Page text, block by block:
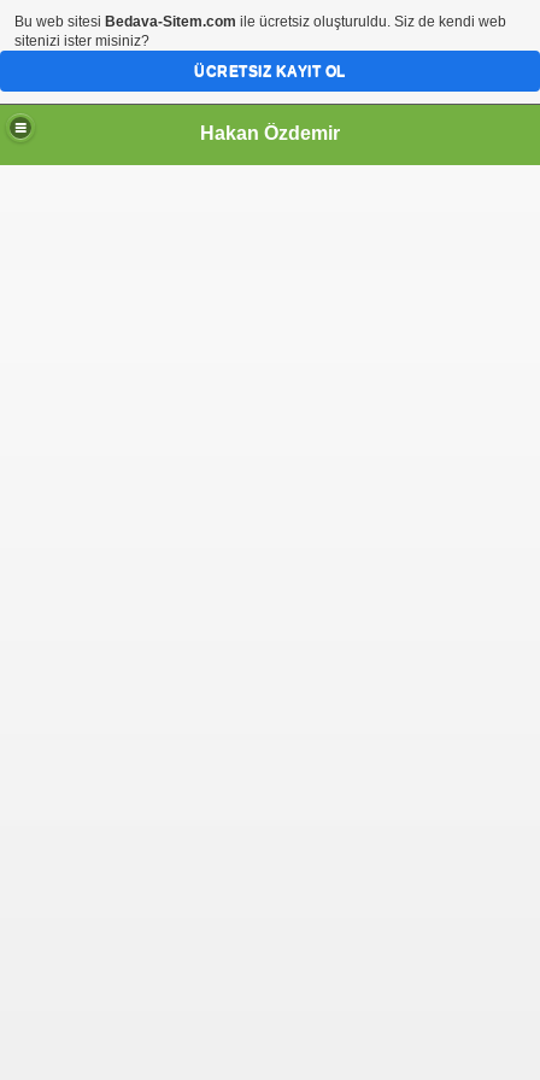
Hakan Özdemir
Bu web sitesi Bedava-Sitem.com ile ücretsiz oluşturuldu. Siz de kendi web
sitenizi ister misiniz?
ÜCRETSIZ KAYIT OL